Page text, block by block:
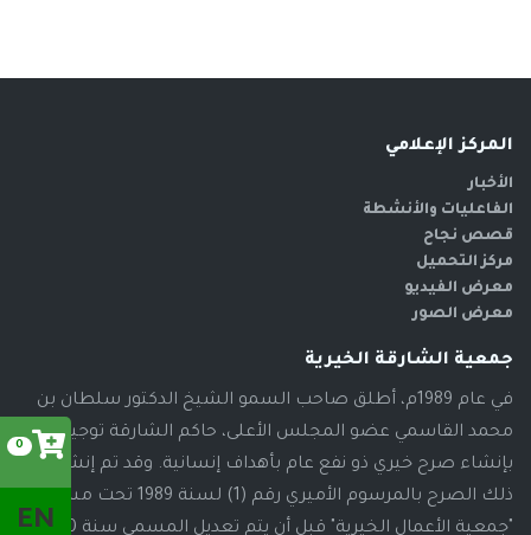
0
EN
المركز الإعلامي
الأخبار
الفاعليات والأنشطة
قصص نجاح
مركز التحميل
معرض الفيديو
معرض الصور
جمعية الشارقة الخيرية
في عام 1989م، أطلق صاحب السمو الشيخ الدكتور سلطان بن
محمد القاسمي عضو المجلس الأعلى، حاكم الشارقة توجيهاته
بإنشاء صرح خيري ذو نفع عام بأهداف إنسانية. وقد تم إنشاء
ذلك الصرح بالمرسوم الأميري رقم (1) لسنة 1989 تحت مسمى
"جمعية الأعمال الخيرية" قبل أن يتم تعديل المسمى سنة 2000م،